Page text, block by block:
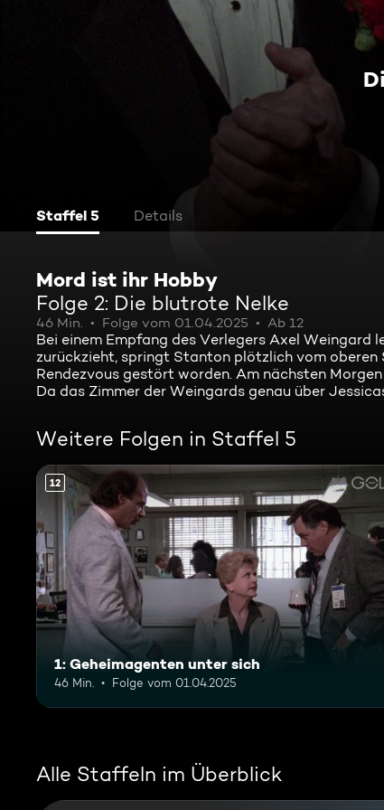
Staffel 5 Details
Mord ist ihr Hobby
Folge 2: Die blutrote Nelke
46 Min. Folge vom 01.04.2025 Ab 12
Bei einem Empfang des Verlegers Axel Weingard
zurückzieht, springt Stanton plötzlich vom
Rendezvous gestört worden. Am nächsten
Da das Zimmer der Weingards genau über
Weitere Folgen in Staffel 5
12
1: Geheimagenten unter sich
46 Min. Folge vom 01.04.2025
Alle Staffeln im Überblick